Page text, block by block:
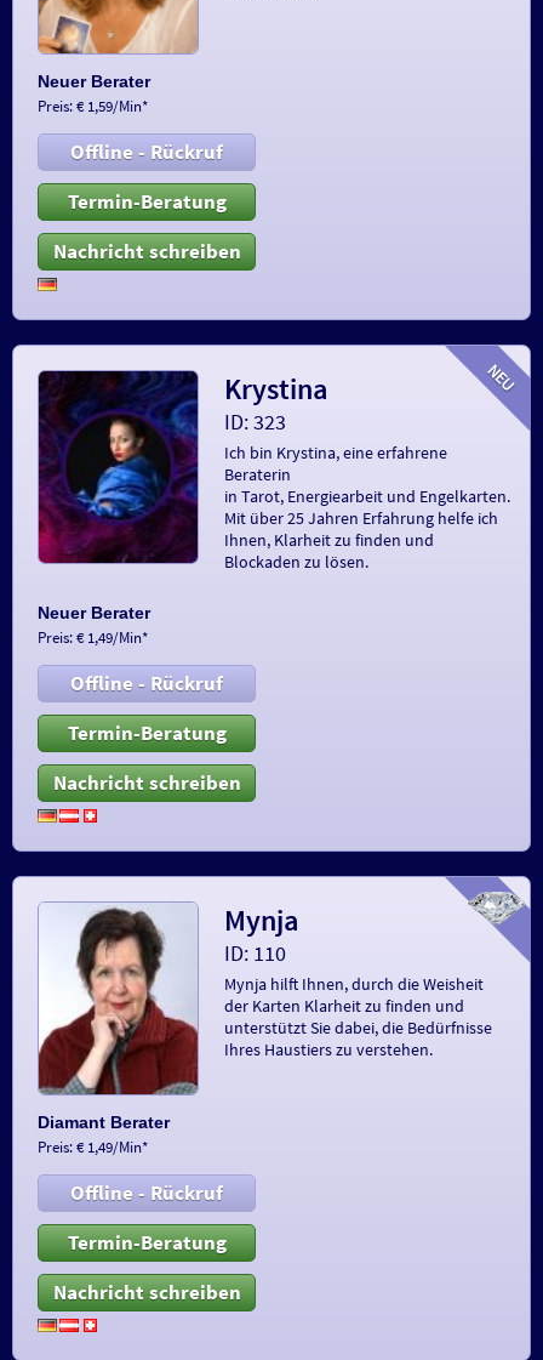
Neuer Berater
Preis: € 1,59/Min*
Offline - Rückruf
Termin-Beratung
Nachricht schreiben
Krystina
ID: 323
Ich bin Krystina, eine erfahrene
Beraterin
in Tarot, Energiearbeit und Engelkarten.
Mit über 25 Jahren Erfahrung helfe ich
Ihnen, Klarheit zu finden und
Blockaden zu lösen.
Neuer Berater
Preis: € 1,49/Min*
Offline - Rückruf
Termin-Beratung
Nachricht schreiben
Mynja
ID: 110
Mynja hilft Ihnen, durch die Weisheit
der Karten Klarheit zu finden und
unterstützt Sie dabei, die Bedürfnisse
Ihres Haustiers zu verstehen.
Diamant Berater
Preis: € 1,49/Min*
Offline - Rückruf
Termin-Beratung
Nachricht schreiben